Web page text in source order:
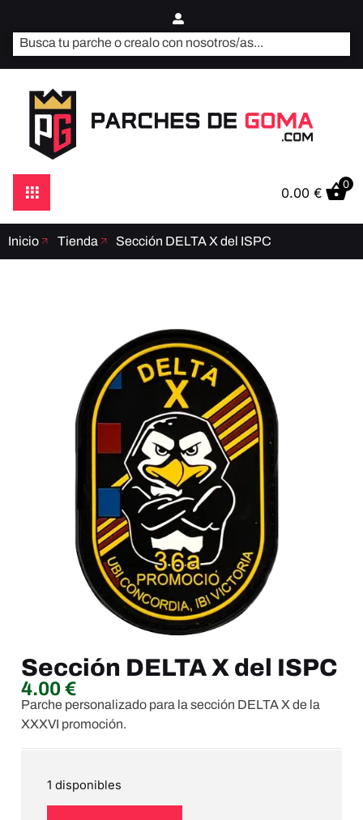
0.00 €
0
Inicio Tienda Sección DELTA X del ISPC
Sección DELTA X del ISPC
4.00€
Parche personalizado para la sección DELTA X de la
XXXVI promoción.
1 disponibles